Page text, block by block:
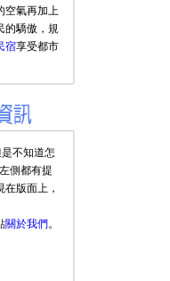
空氣再加上
的驕傲，規
宿享受都市
不知道怎
側都有提
版面上，
關於我們。